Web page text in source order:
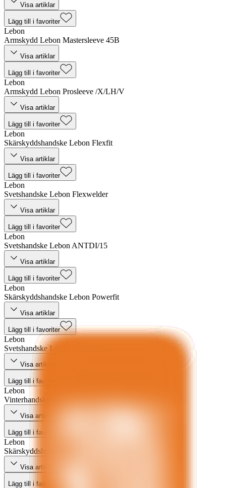
Visa artiklar
Lägg till i favoriter
Lebon
Armskydd Lebon Mastersleeve 45B
Visa artiklar
Lägg till i favoriter
Lebon
Armskydd Lebon Prosleeve /X/LH/V
Visa artiklar
Lägg till i favoriter
Lebon
Skärskyddshandske Lebon Flexfit
Visa artiklar
Lägg till i favoriter
Lebon
Svetshandske Lebon Flexwelder
Visa artiklar
Lägg till i favoriter
Lebon
Svetshandske Lebon ANTDI/15
Visa artiklar
Lägg till i favoriter
Lebon
Skärskyddshandske Lebon Powerfit
Visa artiklar
Lägg till i favoriter
Lebon
Svetshandske Lebon Softwelder
Visa artiklar
Lägg till i favoriter
Lebon
Vinterhandske Lebon Thermoflex
Visa artiklar
Lägg till i favoriter
Lebon
Skärskyddshandske Lebon Terratouch
Visa artiklar
Lägg till i favoriter